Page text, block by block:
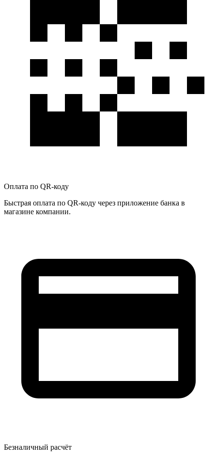
Оплата по QR-коду
Быстрая оплата по QR-коду через приложение банка в
магазине компании.
Безналичный расчёт